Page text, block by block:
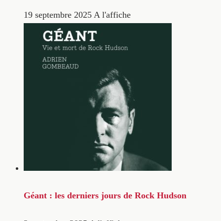
19 septembre 2025 A l'affiche
Géant : les derniers jours de Rock Hudson